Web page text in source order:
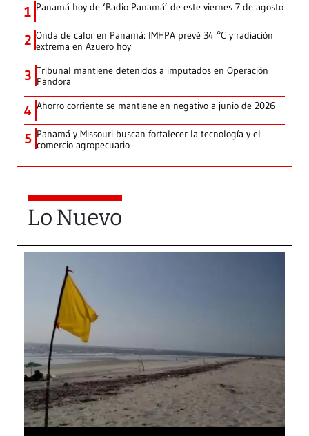
1 Panamá hoy de ‘Radio Panamá’ de este viernes 7 de agosto
2 Onda de calor en Panamá: IMHPA prevé 34 °C y radiación
extrema en Azuero hoy
3 Tribunal mantiene detenidos a imputados en Operación
Pandora
4 Ahorro corriente se mantiene en negativo a junio de 2026
5 Panamá y Missouri buscan fortalecer la tecnología y el
comercio agropecuario
Lo Nuevo